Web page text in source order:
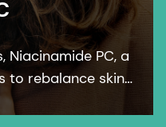
Niacinamide PC, a
to rebalance skin
and improves